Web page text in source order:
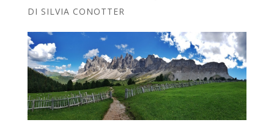
DI SILVIA CONOTTER